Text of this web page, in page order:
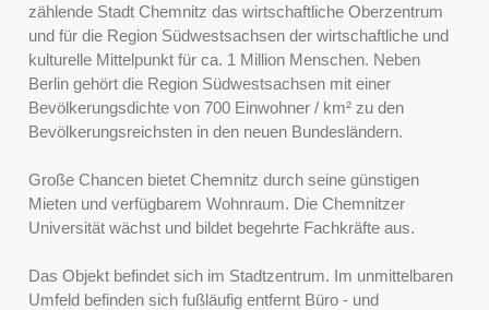
zählende Stadt Chemnitz das wirtschaftliche Oberzentrum
und für die Region Südwestsachsen der wirtschaftliche und
kulturelle Mittelpunkt für ca. 1 Million Menschen. Neben
Berlin gehört die Region Südwestsachsen mit einer
Bevölkerungsdichte von 700 Einwohner / km² zu den
Bevölkerungsreichsten in den neuen Bundesländern.
Große Chancen bietet Chemnitz durch seine günstigen
Mieten und verfügbarem Wohnraum. Die Chemnitzer
Universität wächst und bildet begehrte Fachkräfte aus.
Das Objekt befindet sich im Stadtzentrum. Im unmittelbaren
Umfeld befinden sich fußläufig entfernt Büro - und